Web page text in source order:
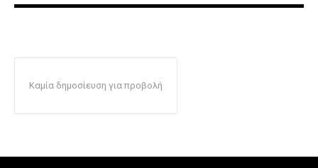
Καμία δημοσίευση για προβολή